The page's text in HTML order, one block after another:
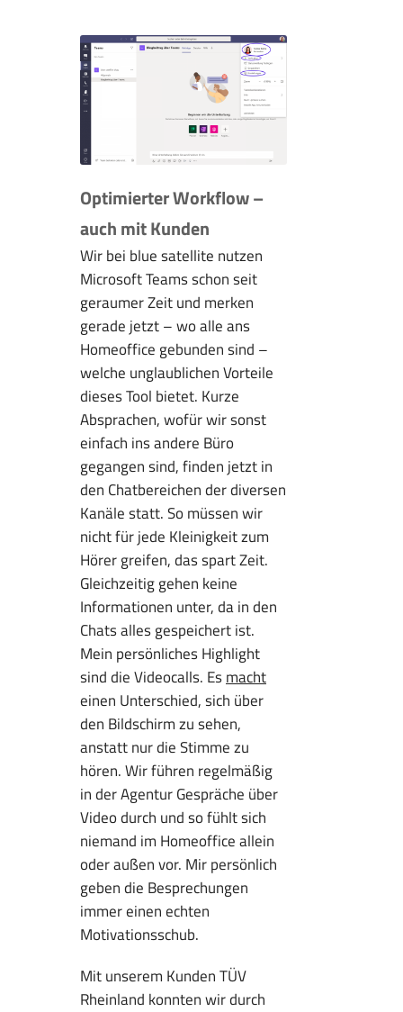
Optimierter Workflow –
auch mit Kunden
Wir bei blue satellite nutzen
Microsoft Teams schon seit
geraumer Zeit und merken
gerade jetzt – wo alle ans
Homeoffice gebunden sind –
welche unglaublichen Vorteile
dieses Tool bietet. Kurze
Absprachen, wofür wir sonst
einfach ins andere Büro
gegangen sind, finden jetzt in
den Chatbereichen der diversen
Kanäle statt. So müssen wir
nicht für jede Kleinigkeit zum
Hörer greifen, das spart Zeit.
Gleichzeitig gehen keine
Informationen unter, da in den
Chats alles gespeichert ist.
Mein persönliches Highlight
sind die Videocalls. Esmacht
einen Unterschied, sich über
den Bildschirm zu sehen,
anstatt nur die Stimme zu
hören. Wir führen regelmäßig
in der Agentur Gespräche über
Video durch und so fühlt sich
niemand im Homeoffice allein
oder außen vor. Mir persönlich
geben die Besprechungen
immer einen echten
Motivationsschub.
Mit unserem Kunden TÜV
Rheinland konnten wir durch